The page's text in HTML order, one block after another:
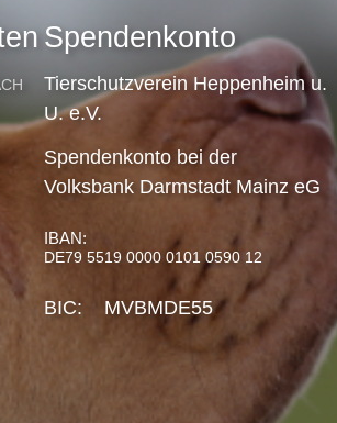
Spendenkonto
Tierschutzverein Heppenheim u.
U. e.V.
Spendenkonto bei der
Volksbank Darmstadt Mainz eG
IBAN:
DE79 5519 0000 0101 0590 12
BIC: MVBMDE55